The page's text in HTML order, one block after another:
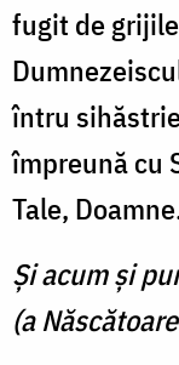
fugit de
întru
împreună cu
Tale,
Şi acum şi
(a